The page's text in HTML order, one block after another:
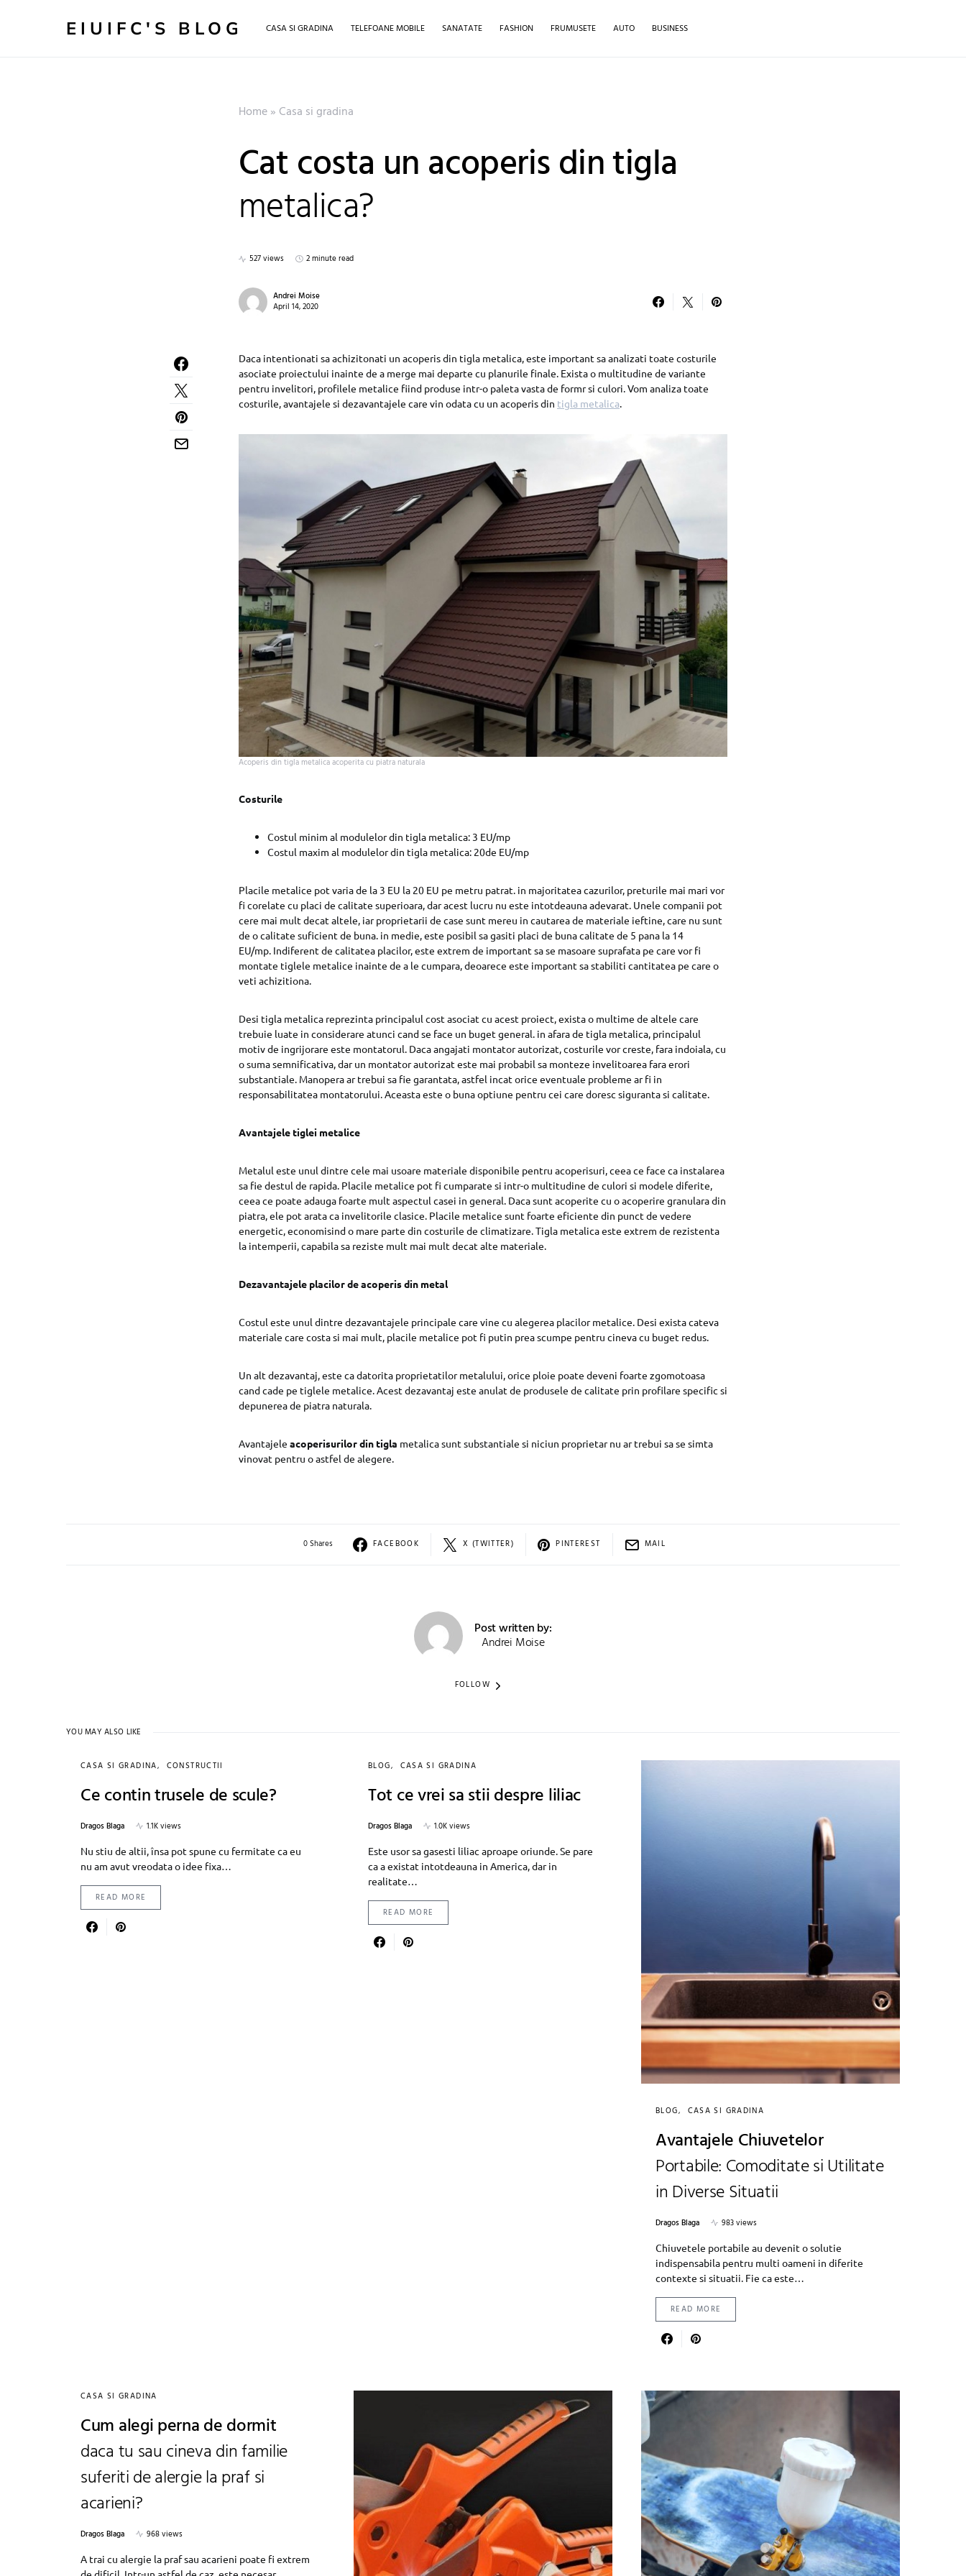
EIUIFC'S BLOG CASA SI GRADINA TELEFOANE MOBILE SANATATE FASHION FRUMUSETE AUTO BUSINESS
Home» Casa si gradina
Cat costa un acoperis din tigla
metalica?
527 views 2 minute read
Andrei Moise
April 14, 2020
Daca intentionati sa achizitonati un acoperis din tigla metalica, este important sa analizati toate costurile
asociate proiectului inainte de a merge mai departe cu planurile finale. Exista o multitudine de variante
pentru invelitori, profilele metalice fiind produse intr-o paleta vasta de formr si culori. Vom analiza toate
costurile, avantajele si dezavantajele care vin odata cu un acoperis din tigla metalica.
Acoperis din tigla metalica acoperita cu piatra naturala
Costurile
Costul minim al modulelor din tigla metalica: 3 EU/mp
Costul maxim al modulelor din tigla metalica: 20de EU/mp
Placile metalice pot varia de la 3 EU la 20 EU pe metru patrat. in majoritatea cazurilor, preturile mai mari vor
fi corelate cu placi de calitate superioara, dar acest lucru nu este intotdeauna adevarat. Unele companii pot
cere mai mult decat altele, iar proprietarii de case sunt mereu in cautarea de materiale ieftine, care nu sunt
de o calitate suficient de buna. in medie, este posibil sa gasiti placi de buna calitate de 5 pana la 14
EU/mp. Indiferent de calitatea placilor, este extrem de important sa se masoare suprafata pe care vor fi
montate tiglele metalice inainte de a le cumpara, deoarece este important sa stabiliti cantitatea pe care o
veti achizitiona.
Desi tigla metalica reprezinta principalul cost asociat cu acest proiect, exista o multime de altele care
trebuie luate in considerare atunci cand se face un buget general. in afara de tigla metalica, principalul
motiv de ingrijorare este montatorul. Daca angajati montator autorizat, costurile vor creste, fara indoiala, cu
o suma semnificativa, dar un montator autorizat este mai probabil sa monteze invelitoarea fara erori
substantiale. Manopera ar trebui sa fie garantata, astfel incat orice eventuale probleme ar fi in
responsabilitatea montatorului. Aceasta este o buna optiune pentru cei care doresc siguranta si calitate.
Avantajele tiglei metalice
Metalul este unul dintre cele mai usoare materiale disponibile pentru acoperisuri, ceea ce face ca instalarea
sa fie destul de rapida. Placile metalice pot fi cumparate si intr-o multitudine de culori si modele diferite,
ceea ce poate adauga foarte mult aspectul casei in general. Daca sunt acoperite cu o acoperire granulara din
piatra, ele pot arata ca invelitorile clasice. Placile metalice sunt foarte eficiente din punct de vedere
energetic, economisind o mare parte din costurile de climatizare. Tigla metalica este extrem de rezistenta
la intemperii, capabila sa reziste mult mai mult decat alte materiale.
Dezavantajele placilor de acoperis din metal
Costul este unul dintre dezavantajele principale care vine cu alegerea placilor metalice. Desi exista cateva
materiale care costa si mai mult, placile metalice pot fi putin prea scumpe pentru cineva cu buget redus.
Un alt dezavantaj, este ca datorita proprietatilor metalului, orice ploie poate deveni foarte zgomotoasa
cand cade pe tiglele metalice. Acest dezavantaj este anulat de produsele de calitate prin profilare specific si
depunerea de piatra naturala.
Avantajele acoperisurilor din tigla metalica sunt substantiale si niciun proprietar nu ar trebui sa se simta
vinovat pentru o astfel de alegere.
0 Shares FACEBOOK X (TWITTER) PINTEREST MAIL
Post written by:
Andrei Moise
FOLLOW
YOU MAY ALSO LIKE
CASA SI GRADINA CONSTRUCTII
Ce contin trusele de scule?
Dragos Blaga
1.1K views
Nu stiu de altii, însa pot spune cu fermitate ca eu
nu am avut vreodata o idee fixa…
READ MORE
BLOG CASA SI GRADINA
Tot ce vrei sa stii despre liliac
Dragos Blaga
1.0K views
Este usor sa gasesti liliac aproape oriunde. Se pare
ca a existat intotdeauna in America, dar in
realitate…
READ MORE
BLOG CASA SI GRADINA
Avantajele Chiuvetelor
Portabile: Comoditate si Utilitate
in Diverse Situatii
Dragos Blaga
983 views
Chiuvetele portabile au devenit o solutie
indispensabila pentru multi oameni in diferite
contexte si situatii. Fie ca este…
READ MORE
CASA SI GRADINA
Cum alegi perna de dormit
daca tu sau cineva din familie
suferiti de alergie la praf si
acarieni?
Dragos Blaga
968 views
A trai cu alergie la praf sau acarieni poate fi extrem